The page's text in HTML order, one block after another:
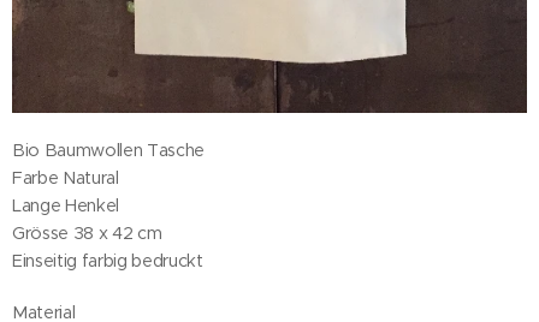
Bio Baumwollen Tasche
Farbe Natural
Lange Henkel
Grösse 38 x 42 cm
Einseitig farbig bedruckt
Material